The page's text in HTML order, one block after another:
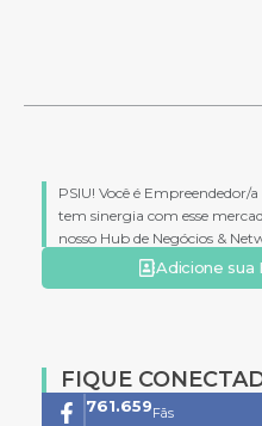
PSIU! Você é
tem sinergia com esse
nosso Hub de Negócios &
Adicione sua
FIQUE
761.659Fãs